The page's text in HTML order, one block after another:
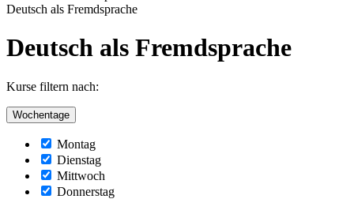
Deutsch als Fremdsprache
Deutsch als Fremdsprache
Kurse filtern nach:
Wochentage
Montag
Dienstag
Mittwoch
Donnerstag